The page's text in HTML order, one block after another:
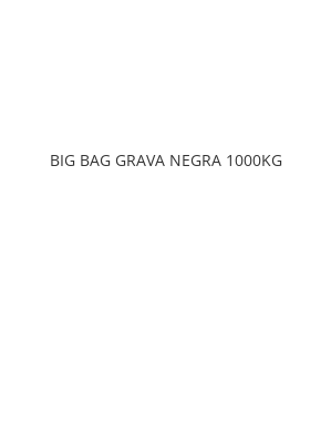
BIG BAG GRAVA NEGRA 1000KG